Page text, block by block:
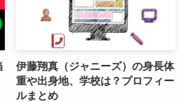
伊藤翔真（ジャニーズ）の身長体
重や出身地、学校は？プロフィー
ルまとめ